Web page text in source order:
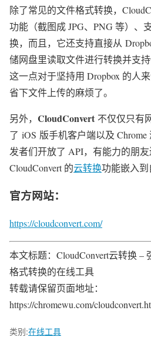
除了常见的文件格式转换，
功能（截图成 JPG、PNG 等）、
换，而且，它还支持直接从
储网盘里读取文件进行转换并支
这一点对于坚持用 Dropbox 的人
省下文件上传的麻烦了。
另外， CloudConvert 不仅仅只有
了 iOS 版手机客户端以及
发者们开放了 API，有能力的朋
CloudConvert 的云转换功能嵌入到
官方网站：
https://cloudconvert.com/
本文标题：CloudConvert云转换 –
格式转换的在线工具
转载请保留页面地址：
https://chromewu.com/
类别:在线工具